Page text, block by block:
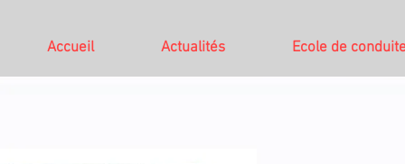
Accueil Actualités Ecole de